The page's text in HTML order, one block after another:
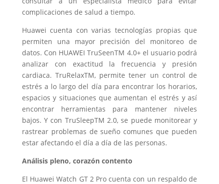
complicaciones de salud a tiempo.
Huawei cuenta con varias tecnologías propias que
permiten una mayor precisión del monitoreo de
datos. Con HUAWEI TruSeenTM 4.0+ el usuario podrá
analizar con exactitud la frecuencia y presión
cardiaca. TruRelaxTM, permite tener un control de
estrés a lo largo del día para encontrar los horarios,
espacios y situaciones que aumentan el estrés y así
encontrar herramientas para mantener niveles
bajos. Y con TruSleepTM 2.0, se puede monitorear y
rastrear problemas de sueño comunes que pueden
estar afectando el día a día de las personas.
Análisis pleno, corazón contento
El Huawei Watch GT 2 Pro cuenta con un respaldo de